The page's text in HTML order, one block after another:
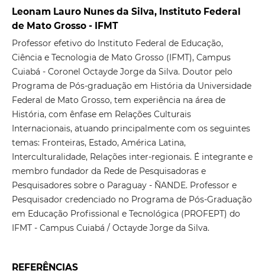
Leonam Lauro Nunes da Silva, Instituto Federal
de Mato Grosso - IFMT
Professor efetivo do Instituto Federal de Educação,
Ciência e Tecnologia de Mato Grosso (IFMT), Campus
Cuiabá - Coronel Octayde Jorge da Silva. Doutor pelo
Programa de Pós-graduação em História da Universidade
Federal de Mato Grosso, tem experiência na área de
História, com ênfase em Relações Culturais
Internacionais, atuando principalmente com os seguintes
temas: Fronteiras, Estado, América Latina,
Interculturalidade, Relações inter-regionais. É integrante e
membro fundador da Rede de Pesquisadoras e
Pesquisadores sobre o Paraguay - ÑANDE. Professor e
Pesquisador credenciado no Programa de Pós-Graduação
em Educação Profissional e Tecnológica (PROFEPT) do
IFMT - Campus Cuiabá / Octayde Jorge da Silva.
REFERÊNCIAS